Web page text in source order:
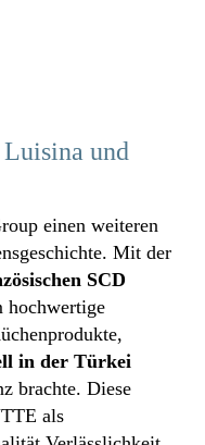
und
einen weiteren
Mit der
SCD
hochwertige
in der Türkei
brachte. Diese
als